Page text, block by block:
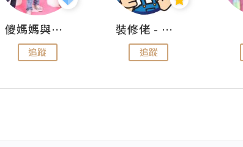
儍媽媽與兩隻小魔怪之家
追蹤
裝修佬 - 香港一站式網上裝修平台
追蹤